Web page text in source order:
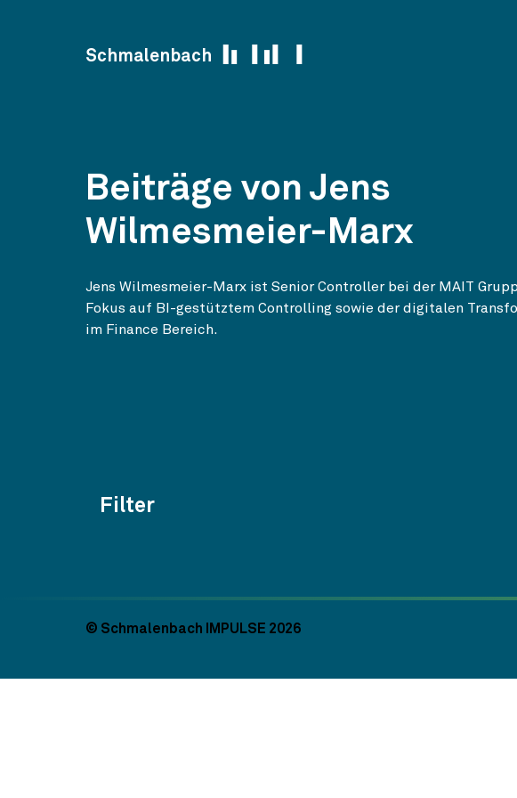
Schmalenbach
Beiträge von Jens
Wilmesmeier-Marx
Jens Wilmesmeier-Marx ist Senior Controller bei der MAIT
Fokus auf BI-gestütztem Controlling sowie der digitalen
im Finance Bereich.
Filter
© Schmalenbach IMPULSE 2026